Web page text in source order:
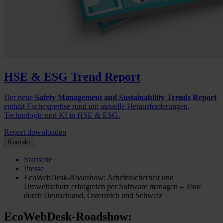
HSE & ESG Trend Report
Der neue Safety Management and Sustainability Trends Report
enthält Fachexpertise rund um aktuelle Herausforderungen,
Technologie und KI in HSE & ESG.
Report downloaden
Kontakt
Startseite
Presse
EcoWebDesk-Roadshow: Arbeitssicherheit und
Umweltschutz erfolgreich per Software managen – Tour
durch Deutschland, Österreich und Schweiz
EcoWebDesk-Roadshow: